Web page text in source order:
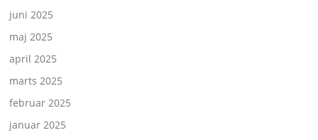
juni 2025
maj 2025
april 2025
marts 2025
februar 2025
januar 2025